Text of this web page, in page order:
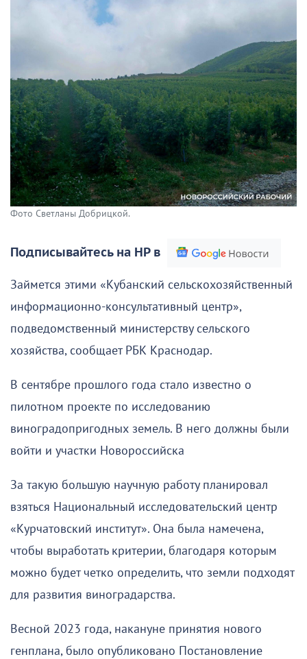
Фото Светланы Добрицкой.
Подписывайтесь на НР в
Займется этими «Кубанский сельскохозяйственный
информационно-консультативный центр»,
подведомственный министерству сельского
хозяйства, сообщает РБК Краснодар.
В сентябре прошлого года стало известно о
пилотном проекте по исследованию
виноградопригодных земель. В него должны были
войти и участки Новороссийска
За такую большую научную работу планировал
взяться Национальный исследовательский центр
«Курчатовский институт». Она была намечена,
чтобы выработать критерии, благодаря которым
можно будет четко определить, что земли подходят
для развития виноградарства.
Весной 2023 года, накануне принятия нового
генплана, было опубликовано Постановление